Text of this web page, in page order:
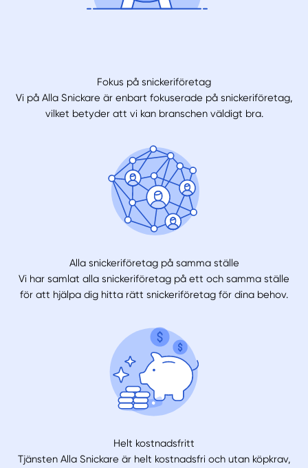
Fokus på snickeriföretag
Vi på Alla Snickare är enbart fokuserade på snickeriföretag,
vilket betyder att vi kan branschen väldigt bra.
Alla snickeriföretag på samma ställe
Vi har samlat alla snickeriföretag på ett och samma ställe
för att hjälpa dig hitta rätt snickeriföretag för dina behov.
Helt kostnadsfritt
Tjänsten Alla Snickare är helt kostnadsfri och utan köpkrav,